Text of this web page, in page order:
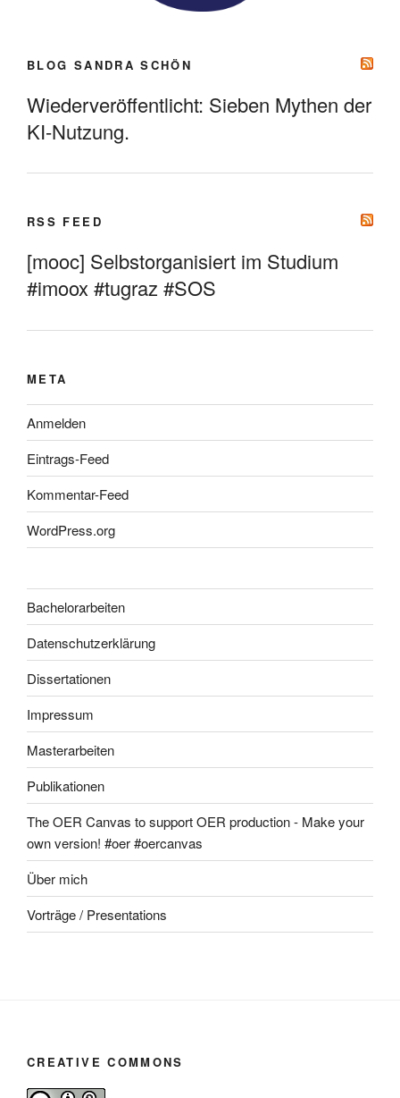
BLOG SANDRA SCHÖN
Wiederveröffentlicht: Sieben Mythen der
KI-Nutzung.
RSS FEED
[mooc] Selbstorganisiert im Studium
#imoox #tugraz #SOS
META
Anmelden
Eintrags-Feed
Kommentar-Feed
WordPress.org
Bachelorarbeiten
Datenschutzerklärung
Dissertationen
Impressum
Masterarbeiten
Publikationen
The OER Canvas to support OER production - Make your
own version! #oer #oercanvas
Über mich
Vorträge / Presentations
CREATIVE COMMONS